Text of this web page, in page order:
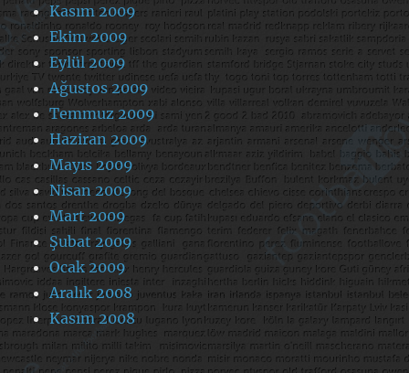
Kasım 2009
Ekim 2009
Eylül 2009
Ağustos 2009
Temmuz 2009
Haziran 2009
Mayıs 2009
Nisan 2009
Mart 2009
Şubat 2009
Ocak 2009
Aralık 2008
Kasım 2008